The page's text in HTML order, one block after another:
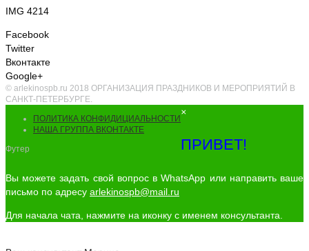
IMG 4214
Facebook
Twitter
Вконтакте
Google+
© arlekinospb.ru 2018 ОРГАНИЗАЦИЯ ПРАЗДНИКОВ И МЕРОПРИЯТИЙ В
САНКТ-ПЕТЕРБУРГЕ.
ПОЛИТИКА КОНФИДИЦИАЛЬНОСТИ
НАША ГРУППА ВКОНТАКТЕ
Футер
×
ПРИВЕТ!
Вы можете задать свой вопрос в WhatsApp или направить ваше
письмо по адресу arlekinospb@mail.ru
Для начала чата, нажмите на иконку с именем консультанта.